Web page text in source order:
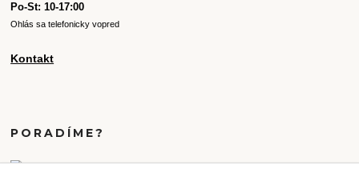
Po-St: 10-17:00
Ohlás sa telefonicky vopred
Kontakt
PORADÍME?